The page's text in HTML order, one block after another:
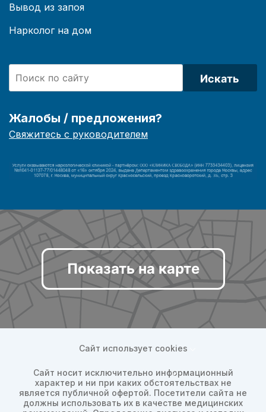
Вывод из запоя
Нарколог на дом
Искать
Жалобы / предложения?
Свяжитесь с руководителем
Показать на карте
Сайт использует cookies
Сайт носит исключительно информационный
характер и ни при каких обстоятельствах не
является публичной офертой. Посетители сайта не
должны использовать их в качестве медицинских